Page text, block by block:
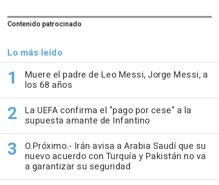
Contenido patrocinado
Lo más leído
Muere el padre de Leo Messi, Jorge Messi, a
los 68 años
La UEFA confirma el "pago por cese" a la
supuesta amante de Infantino
O.Próximo.- Irán avisa a Arabia Saudí que su
nuevo acuerdo con Turquía y Pakistán no va
a garantizar su seguridad